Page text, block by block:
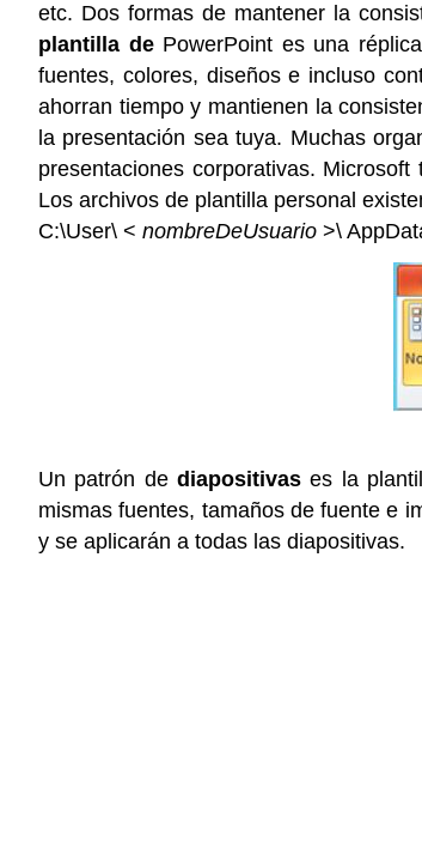
etc. Dos formas de mantener la
plantilla dePowerPoint es una
fuentes, colores, diseños e incluso
ahorran tiempo y mantienen la
la presentación sea tuya. Muchas
presentaciones corporativas.
Los archivos de plantilla personal
C:\User\ < nombreDeUsuario >\
Un patrón dediapositivas es la
mismas fuentes, tamaños de fuente e
y se aplicarán a todas las diapositivas.